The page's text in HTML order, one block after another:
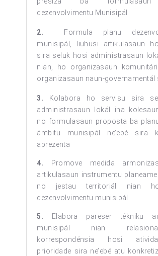
dezenvolvimentu Munisipál
2.
Formula planu
munisipál, liuhusi artikulasaun
sira seluk hosi administrasaun
nian, ho organizasaun
organizasaun naun-
3. Kolabora ho servisu sira
administrasaun lokál iha
no formulasaun proposta ba
ámbitu munisipál ne’ebé sira
aprezenta
4.
Promove medida
artikulasaun instrumentu
no jestau territoriál nian
dezenvolvimentu munisipál
5. Elabora pareser tékniku
munisipál nian
korrespondénsia hosi
prioridade sira ne’ebé atu